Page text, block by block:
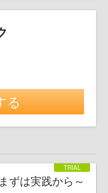
る
ずは実践から～